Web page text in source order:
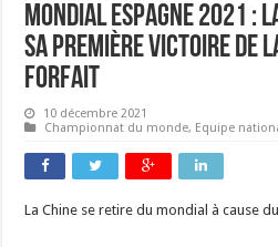
Mondial Espagne 2021 :
sa première victoire de
forfait
10 décembre 2021
Championnat du monde, Equipe
La Chine se retire du mondial à cause